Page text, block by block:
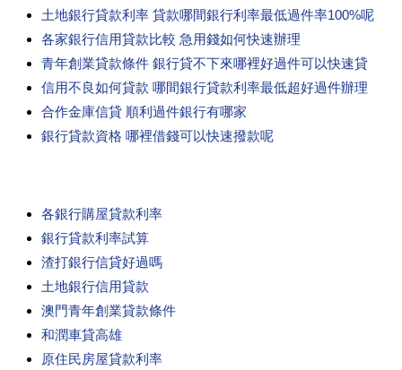
土地銀行貸款利率 貸款哪間銀行利率最低過件率100%呢
各家銀行信用貸款比較 急用錢如何快速辦理
青年創業貸款條件 銀行貸不下來哪裡好過件可以快速貸
信用不良如何貸款 哪間銀行貸款利率最低超好過件辦理
合作金庫信貸 順利過件銀行有哪家
銀行貸款資格 哪裡借錢可以快速撥款呢
各銀行購屋貸款利率
銀行貸款利率試算
渣打銀行信貸好過嗎
土地銀行信用貸款
澳門青年創業貸款條件
和潤車貸高雄
原住民房屋貸款利率